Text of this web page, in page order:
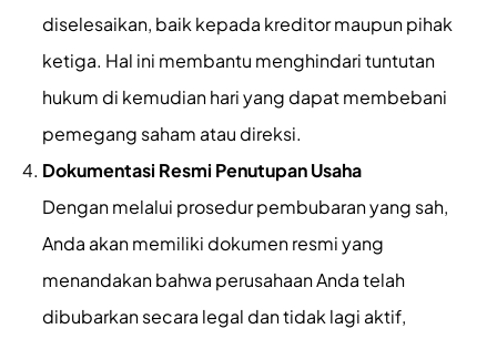
diselesaikan, baik kepada kreditor maupun pihak
ketiga. Hal ini membantu menghindari tuntutan
hukum di kemudian hari yang dapat membebani
pemegang saham atau direksi.
Dokumentasi Resmi Penutupan Usaha
Dengan melalui prosedur pembubaran yang sah,
Anda akan memiliki dokumen resmi yang
menandakan bahwa perusahaan Anda telah
dibubarkan secara legal dan tidak lagi aktif,